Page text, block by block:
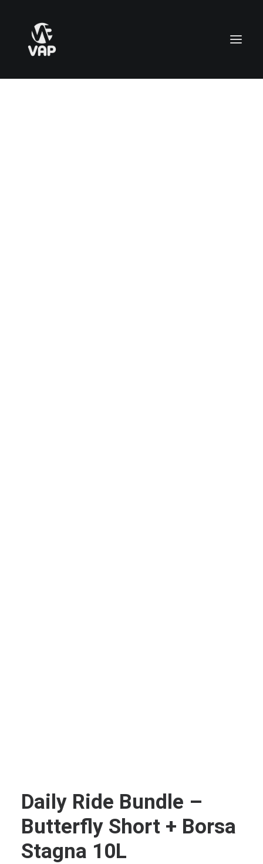
IN
Daily Ride Bundle –
Butterfly Short + Borsa
Stagna 10L